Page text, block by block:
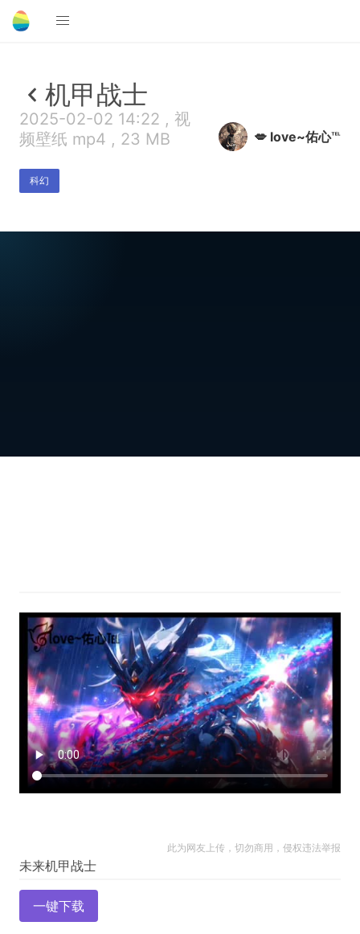
机甲战士
2025-02-02 14:22 , 视
频壁纸 mp4 , 23 MB
科幻
💋 love~佑心℡
此为网友上传，切勿商用，侵权违法举报
一键下载